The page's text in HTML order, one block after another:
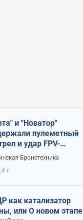
и "Новатор"
пулеметный
и удар FPV-
сохранив жизнь
Бронетехника
т.
как катализатор
или О новом этапе